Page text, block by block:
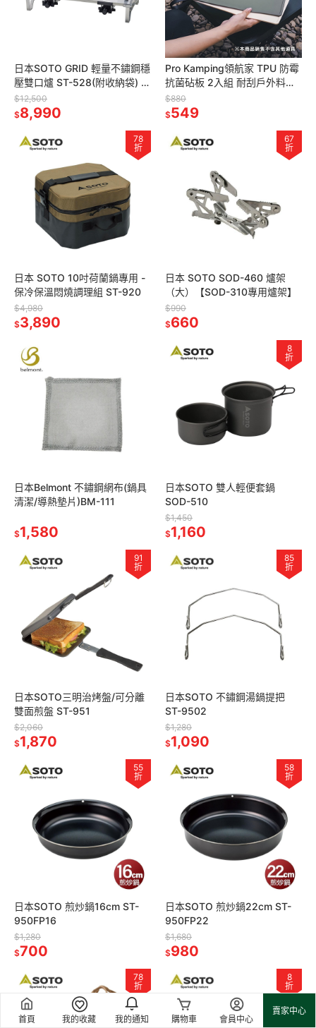
首頁 我的收藏 我的通知 購物車 會員中心
賣家中心
日本SOTO GRID 輕量不鏽鋼穩
壓雙口爐 ST-528(附收納袋) 薄
型戶外露營卡式爐 防風瓦斯爐
$12,500
$8,990
Pro Kamping領航家 TPU 防霉
抗菌砧板 2入組 耐刮戶外料理
砧板 露營野餐切菜板
$880
$549
78
折
日本 SOTO 10吋荷蘭鍋專用 -
保冷保溫悶燒調理組 ST-920
$4,980
$3,890
67
折
日本 SOTO SOD-460 爐架
（大）【SOD-310專用爐架】
$990
$660
日本Belmont 不鏽鋼網布(鍋具
清潔/導熱墊片)BM-111
$1,580
8
折
日本SOTO 雙人輕便套鍋
SOD-510
$1,450
$1,160
91
折
日本SOTO三明治烤盤/可分離
雙面煎盤 ST-951
$2,060
$1,870
85
折
日本SOTO 不鏽鋼湯鍋提把
ST-9502
$1,280
$1,090
55
折
日本SOTO 煎炒鍋16cm ST-
950FP16
$1,280
$700
58
折
日本SOTO 煎炒鍋22cm ST-
950FP22
$1,680
$980
78
折
8
折